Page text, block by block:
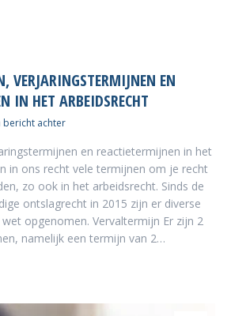
VERJARINGSTERMIJNEN EN
IN HET ARBEIDSRECHT
bericht achter
en reactietermijnen in het
in ons recht vele termijnen om je recht
zo ook in het arbeidsrecht. Sinds de
ontslagrecht in 2015 zijn er diverse
opgenomen. Vervaltermijn Er zijn 2
namelijk een termijn van 2…